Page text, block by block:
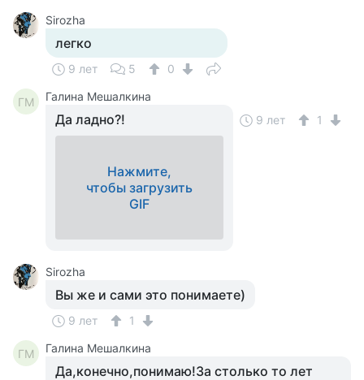
Sirozha
легко
9 лет 5 0
ГМ Галина Мешалкина
Да ладно?!
Нажмите,
чтобы загрузить
GIF
9 лет 1
Sirozha
Вы же и сами это понимаете)
9 лет 1
ГМ Галина Мешалкина
Да,конечно,понимаю!За столько то лет